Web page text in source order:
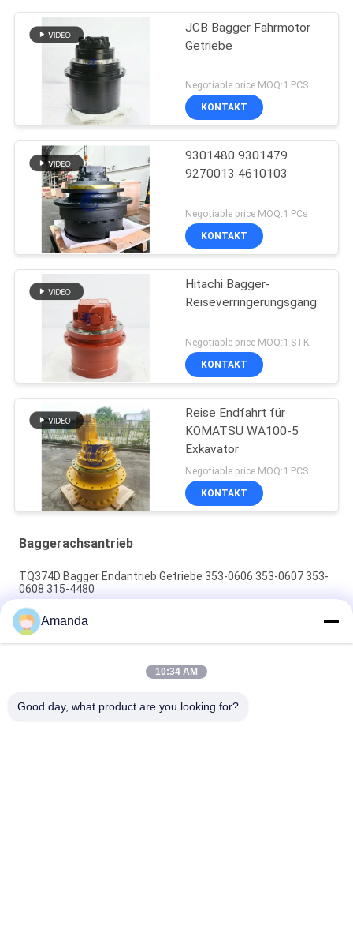
JCB Bagger Fahrmotor
Getriebe
Negotiable price MOQ:1 PCS
KONTAKT
9301480 9301479
9270013 4610103
Negotiable price MOQ:1 PCs
KONTAKT
Hitachi Bagger-
Reiseverringerungsgang
Negotiable price MOQ:1 STK
KONTAKT
Reise Endfahrt für
KOMATSU WA100-5
Exkavator
Negotiable price MOQ:1 PCS
KONTAKT
Baggerachsantrieb
TQ374D Bagger Endantrieb Getriebe 353-0606 353-0607 353-
0608 315-4480
353-0528 333-3036 Bagger Endantrieb Motor Hydraulisch
geeignet TQ345D TQ349D
Der hydraulische Endantriebsmotor BMVT41 von Danfoss
kann an 5~6 Tonnen schwebende Steerlader angepasst
Amanda
10:34 AM
Good day, what product are you looking for?